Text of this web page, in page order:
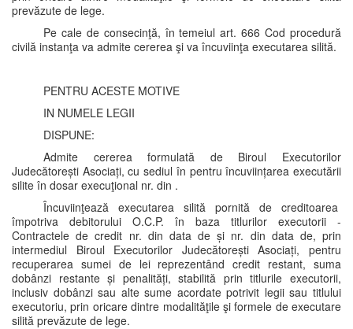
prevăzute de lege.
Pe cale de consecinţă, în temeiul art. 666 Cod procedură
civilă instanţa va admite cererea şi va încuviinţa executarea silită.
PENTRU ACESTE MOTIVE
IN NUMELE LEGII
DISPUNE:
Admite cererea formulată de Biroul Executorilor
Judecătorești Asociați, cu sediul în pentru încuviințarea executării
silite în dosar execuţional nr. din .
Încuviinţează executarea silită pornită de creditoarea
împotriva debitorului O.C.P. în baza titlurilor executorii -
Contractele de credit nr. din data de și nr. din data de, prin
intermediul Biroul Executorilor Judecătorești Asociați, pentru
recuperarea sumei de lei reprezentând credit restant, suma
dobânzi restante și penalități, stabilită prin titlurile executorii,
inclusiv dobânzi sau alte sume acordate potrivit legii sau titlului
executoriu, prin oricare dintre modalităţile şi formele de executare
silită prevăzute de lege.